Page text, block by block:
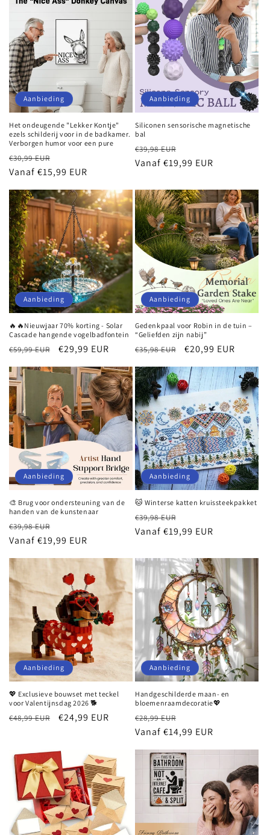
Aanbieding
Het ondeugende "Lekker Kontje"
ezels schilderij voor in de badkamer.
Verborgen humor voor een pure
Normale
prijs
€30,99 EUR
Vanaf €15,99 EUR
Aanbieding
Siliconen sensorische magnetische
bal
Normale
prijs
€39,98 EUR
Vanaf €19,99 EUR
Aanbieding
🔥🔥Nieuwjaar 70% korting - Solar
Cascade hangende vogelbadfontein
Normale
€59,99 EUR Aanbiedingsprijs
€29,99 EUR
Aanbieding
Gedenkpaal voor Robin in de tuin –
“Geliefden zijn nabij”
Normale
€35,98 EUR Aanbiedingsprijs
€20,99 EUR
Aanbieding
🎨 Brug voor ondersteuning van de
handen van de kunstenaar
Normale
prijs
€39,98 EUR
Vanaf €19,99 EUR
Aanbieding
🐱 Winterse katten kruissteekpakket
Normale
prijs
€39,98 EUR
Vanaf €19,99 EUR
Aanbieding
💖 Exclusieve bouwset met teckel
voor Valentijnsdag 2026 🐕
Normale
€48,99 EUR Aanbiedingsprijs
€24,99 EUR
Aanbieding
Handgeschilderde maan- en
bloemenraamdecoratie💖
Normale
prijs
€28,99 EUR
Vanaf €14,99 EUR